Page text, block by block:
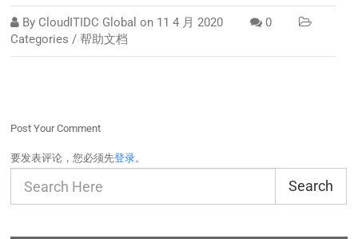
By CloudITIDC Global on 11 4 月 2020
0
Categories /帮助文档
Post Your Comment
要发表评论，您必须先登录。
Search